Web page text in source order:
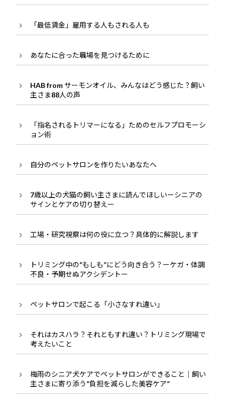
「最低賃金」雇用する人もされる人も
あなたに合った職場を見つけるために
HAB from サーモンオイル、みんなはどう感じた？飼い
主さま88人の声
「指名されるトリマーになる」ためのセルフプロモーシ
ョン術
自分のペットサロンを作りたいあなたへ
7歳以上の犬猫の飼い主さまに読んでほしいーシニアの
サインとケアの切り替えー
工場・研究視察は何の役に立つ？具体的に解説します
トリミング中の“もしも”にどう向き合う？ーケガ・体調
不良・予期せぬアクシデントー
ペットサロンで起こる「小さなすれ違い」
それはカスハラ？それともすれ違い？トリミング現場で
考えたいこと
梅雨のシニア犬ケアでペットサロンができること｜飼い
主さまに寄り添う“負担を減らした美容ケア”